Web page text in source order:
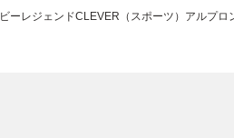
ビーレジェンドCLEVER（スポーツ） アルプロ